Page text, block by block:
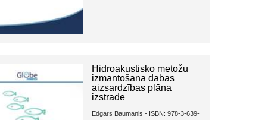
Hidroakustisko metožu
izmantošana dabas
aizsardzības plāna
izstrādē
Edgars Baumanis - ISBN: 978-3-639-